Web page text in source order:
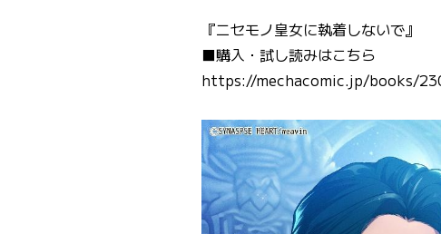
『ニセモノ皇女に執着しないで』
■購入・試し読みはこちら
https://mechacomic.jp/books/